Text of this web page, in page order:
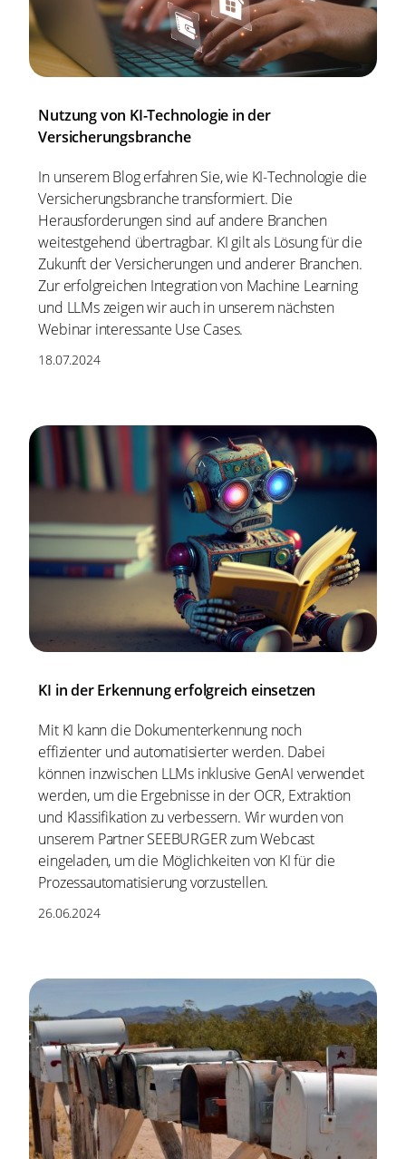
Nutzung von KI-Technologie in der
Versicherungsbranche
In unserem Blog erfahren Sie, wie KI-Technologie die
Versicherungsbranche transformiert. Die
Herausforderungen sind auf andere Branchen
weitestgehend übertragbar. KI gilt als Lösung für die
Zukunft der Versicherungen und anderer Branchen.
Zur erfolgreichen Integration von Machine Learning
und LLMs zeigen wir auch in unserem nächsten
Webinar interessante Use Cases.
18.07.2024
KI in der Erkennung erfolgreich einsetzen
Mit KI kann die Dokumenterkennung noch
effizienter und automatisierter werden. Dabei
können inzwischen LLMs inklusive GenAI verwendet
werden, um die Ergebnisse in der OCR, Extraktion
und Klassifikation zu verbessern. Wir wurden von
unserem Partner SEEBURGER zum Webcast
eingeladen, um die Möglichkeiten von KI für die
Prozessautomatisierung vorzustellen.
26.06.2024